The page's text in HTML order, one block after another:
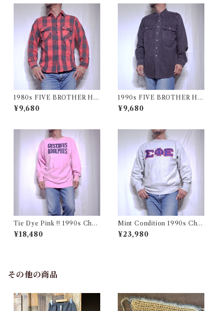
1980s FIVE BROTHER He
avy Flannel Shirt / ブロック
チェック バッファロー ヘビー
¥9,680
1990s FIVE BROTHER He
avy Flannel Shirt CHAMOI
S CLOTH Black USA / ファ
¥9,680
Tie Dye Pink !! 1990s Cha
mpion Reverse Weave USA
/ チャンピオン リバースウィ
¥18,480
Mint Condition 1990s Cha
mpion Reverse Weave Size
L / チャンピオン リバースウ
¥23,980
その他の商品